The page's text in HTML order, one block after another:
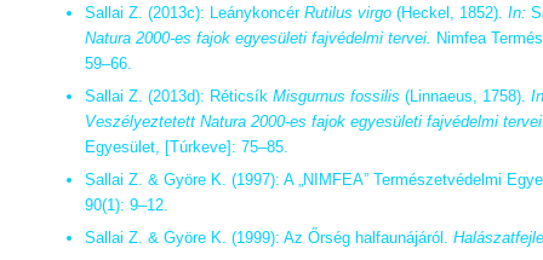
Sallai Z. (2013c): Leánykoncér Rutilus virgo (Heckel, 1852). In:
Natura 2000-es fajok egyesületi fajvédelmi tervei. Nimfea
59–66.
Sallai Z. (2013d): Réticsík Misgurnus fossilis (Linnaeus, 1758).
Veszélyeztetett Natura 2000-es fajok egyesületi fajvédelmi
Egyesület, [Túrkeve]: 75–85.
Sallai Z. & Györe K. (1997): A „NIMFEA” Természetvédelmi
90(1): 9–12.
Sallai Z. & Györe K. (1999): Az Őrség halfaunájáról.